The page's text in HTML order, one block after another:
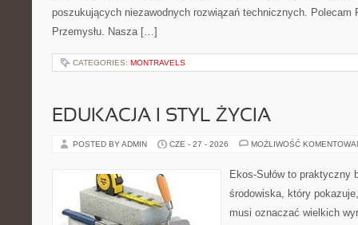
poszukujących niezawodnych rozwiązań technicznych. Polecam
Przemysłu. Nasza […]
CATEGORIES: MONTRAVELS
EDUKACJA I STYL ŻYCIA
POSTED BY ADMIN CZE - 27 - 2026 MOŻLIWOŚĆ
Ekos-Sułów to praktyczny
środowiska, który
musi oznaczać wielkich